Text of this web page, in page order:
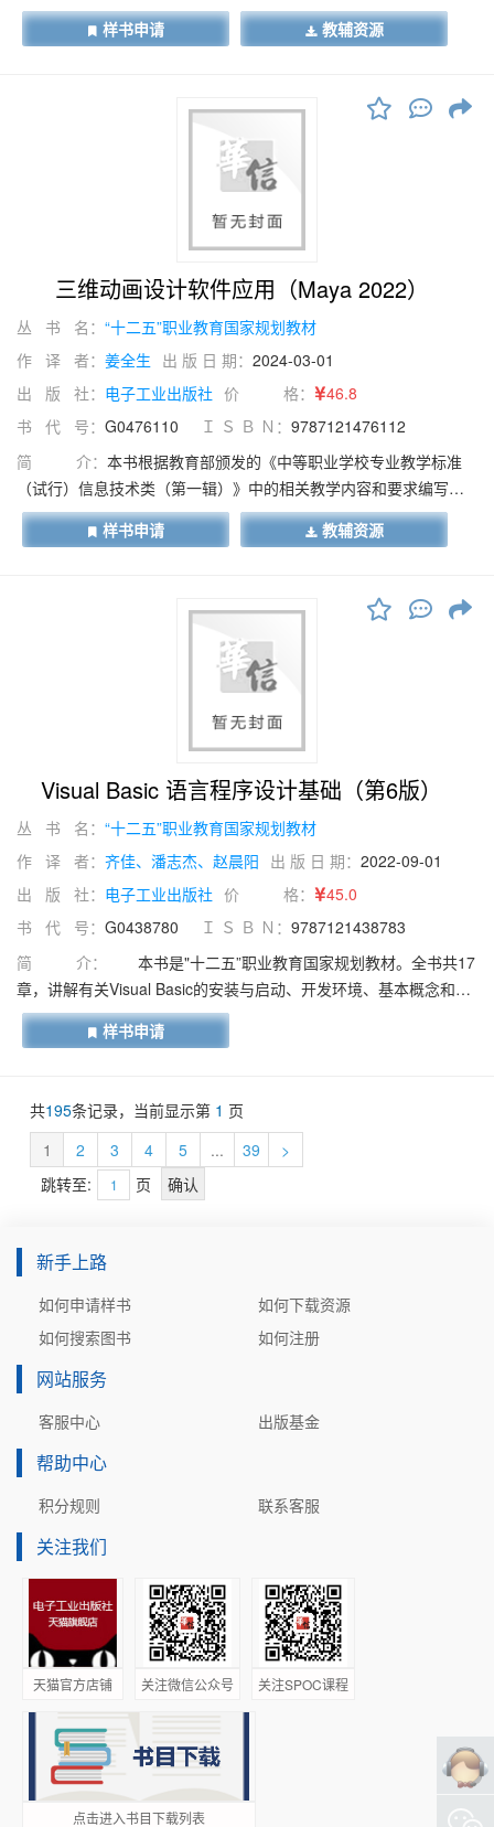
写的，完全根据"如何独立完成多媒体作品的制作”展开。用不同的章
节分别完成静态图像的采集与加工、音频的采集与加工、视频的采
涉及Adobe公司的5种软件，分别是Photoshop、Audition、
Premiere、Animate、Authorware，在不同的章节分别由浅入深、
循序渐进地进行应用讲解，重点突出，易学易用。
样书申请 教辅资源
三维动画设计软件应用（Maya 2022）
丛 书 名： “十二五”职业教育国家规划教材
作 译 者： 姜全生 出 版 日 期： 2024-03-01
出 版 社： 电子工业出版社 价 格：
46.8
书 代 号： G0476110 Ｉ Ｓ Ｂ Ｎ： 9787121476112
简 介： 本书根据教育部颁发的《中等职业学校专业教学标准
（试行）信息技术类（第一辑）》中的相关教学内容和要求编写。
本书的编写从满足经济发展对高素质劳动者和技能型人才的需求出
发，在课程结构、教学内容、教学方法等方面进行了新的探索与改
的掌握和实际操作技能的提高。本书以岗位工作过程来确定学习任
务和目标，综合提升学生的专业能力、过程能力和职位差异能力，
以具体的工作任务引领教学内容。本书共10章，通过30多个实用而
经典的范例，循序渐进地介绍Maya的基本功能，以及动画的制作方
样书申请 教辅资源
Visual Basic 语言程序设计基础（第6版）
丛 书 名： “十二五”职业教育国家规划教材
作 译 者： 齐佳、潘志杰、赵晨阳 出 版 日 期： 2022-09-01
出 版 社： 电子工业出版社 价 格：
45.0
书 代 号： G0438780 Ｉ Ｓ Ｂ Ｎ： 9787121438783
简 介：
本书是"十二五”职业教育国家规划教材。全书共17
章，讲解有关Visual Basic的安装与启动、开发环境、基本概念和程
序设计步骤及Visual Basic程序开发语言的数据、运算、语法和控制
结构、控件的用法及窗体、工具条、对话框和菜单的设计、文件操
与练习（第5版）》，可与本书结合使用。 本书配有电子教学参考资
料包，包括教学指南，电子教案，详见前言。 全书内容简明易懂、
注重实用性，除可供职业学校计算机专业选做教材外，还可以作为
Visual Basic入门的自学教材。
样书申请
共195条记录，当前显示第 1 页
1
2 3 4 5 ... 39
>
跳转至:
页
新手上路
如何申请样书
如何下载资源
如何搜索图书
如何注册
网站服务
客服中心 出版基金
帮助中心
积分规则 联系客服
关注我们
天猫官方店铺 关注微信公众号 关注SPOC课程
点击进入书目下载列表